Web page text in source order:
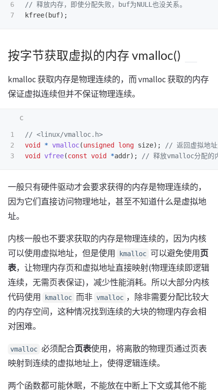
6
// 释放内存，即使分配失败，buf为NULL也没关系。
kfree( buf);
按字节获取虚拟的内存 vmalloc()
kmalloc 获取内存是物理连续的，而 vmalloc 获取的内存
保证虚拟连续但并不保证物理连续。
1
2
// <linux/vmalloc.h>
void
* vmalloc(unsigned long size);
// 返回虚拟地址
void
vfree(const void *addr); // 释放vmalloc分配的
一般只有硬件驱动才会要求获得的内存是物理连续的，
因为它们直接访问物理地址，甚至不知道什么是虚拟地
址。
内核一般也不要求获取的内存是物理连续的，因为内核
可以使用虚拟地址，但是使用
kmalloc 可以避免使用页
表，让物理内存页和虚拟地址直接映射(物理连续即逻辑
连续，无需页表保证)，减少性能消耗。所以大部分内核
代码使用
kmalloc 而非 vmalloc ，除非需要分配比较大
的内存空间，这种情况找到连续的大块的物理内存会相
对困难。
vmalloc 必须配合页表使用，将离散的物理页通过页表
映射到连续的虚拟地址上，使得逻辑连续。
两个函数都可能休眠，不能放在中断上下文或其他不能